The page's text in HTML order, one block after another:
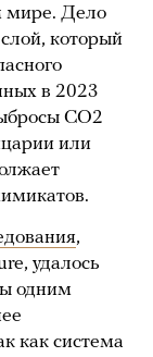
мире. Дело
который
в 2023
CO2
или
,
удалось
одним
как система